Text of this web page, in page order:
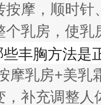
按摩，顺时
乳房，使
摩乳房+美乳
，补充调整